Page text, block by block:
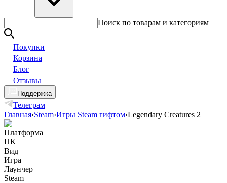
Поиск по товарам и категориям
Покупки
Корзина
Блог
Отзывы
Поддержка
Телеграм
Главная›Steam›Игры Steam гифтом›Legendary Creatures 2
Платформа
ПК
Вид
Игра
Лаунчер
Steam